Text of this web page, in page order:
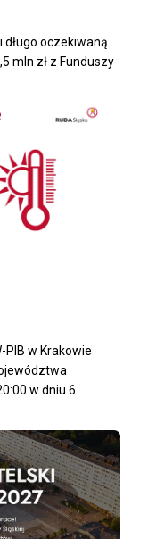
długo oczekiwaną
mln zł z Funduszy
PIB w Krakowie
w dniu 6